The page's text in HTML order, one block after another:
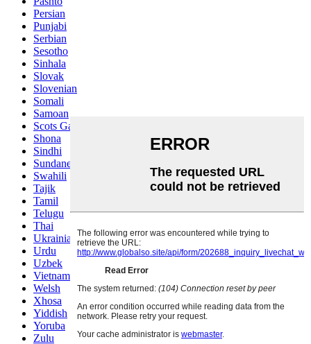
Persian
Punjabi
Serbian
Sesotho
Sinhala
Slovak
Slovenian
Somali
Samoan
Scots Gaelic
Shona
Sindhi
Sundanese
Swahili
Tajik
Tamil
Telugu
Thai
Ukrainian
Urdu
Uzbek
Vietnamese
Welsh
Xhosa
Yiddish
Yoruba
Zulu